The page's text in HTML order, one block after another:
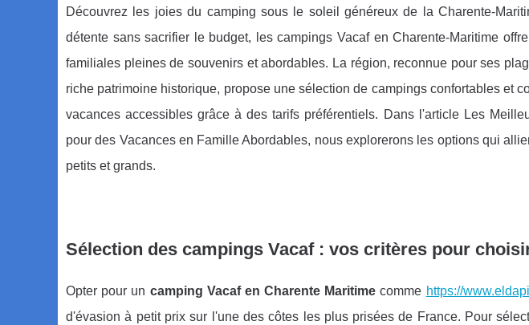
Découvrez les joies du camping sous le soleil généreux de la Charente-
détente sans sacrifier le budget, les campings Vacaf en Charente-Maritime
familiales pleines de souvenirs et abordables. La région, reconnue pour ses
riche patrimoine historique, propose une sélection de campings confortables et
vacances accessibles grâce à des tarifs préférentiels. Dans l'article Les
pour des Vacances en Famille Abordables, nous explorerons les options qui
petits et grands.
Sélection des campings Vacaf : vos critères pour
Opter pour un camping Vacaf en Charente Maritime comme https://
d'évasion à petit prix sur l'une des côtes les plus prisées de France. Pour